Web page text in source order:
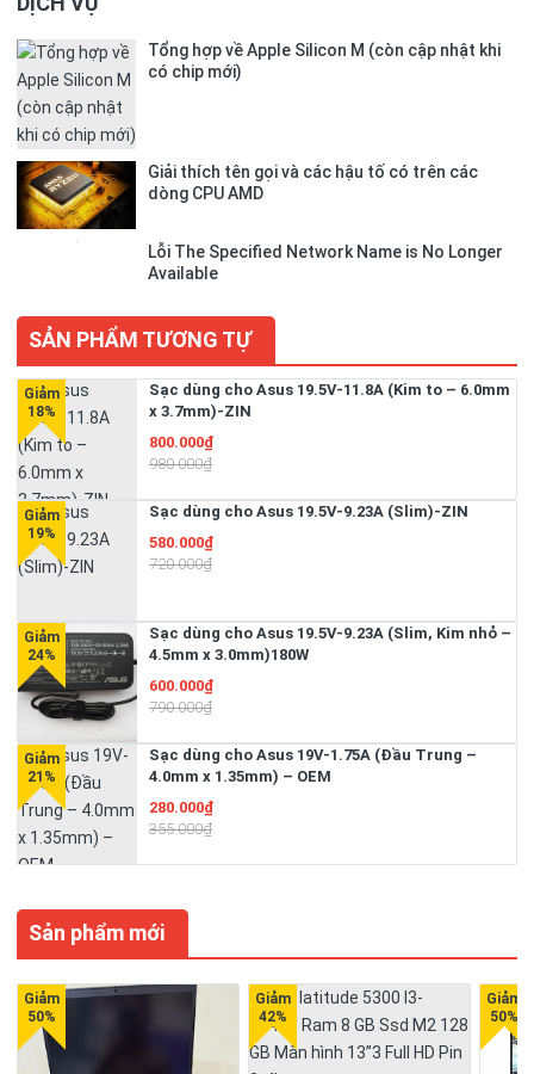
Tổng hợp về Apple Silicon M (còn cập nhật khi
có chip mới)
Giải thích tên gọi và các hậu tố có trên các
dòng CPU AMD
Lỗi The Specified Network Name is No Longer
Available
SẢN PHẨM TƯƠNG TỰ
Sạc dùng cho Asus 19.5V-11.8A (Kim to – 6.0mm
x 3.7mm)-ZIN
800.000₫
980.000₫
Sạc dùng cho Asus 19.5V-9.23A (Slim)-ZIN
580.000₫
720.000₫
Sạc dùng cho Asus 19.5V-9.23A (Slim, Kim nhỏ –
4.5mm x 3.0mm)180W
600.000₫
790.000₫
Sạc dùng cho Asus 19V-1.75A (Đầu Trung –
4.0mm x 1.35mm) – OEM
280.000₫
355.000₫
Sản phẩm mới